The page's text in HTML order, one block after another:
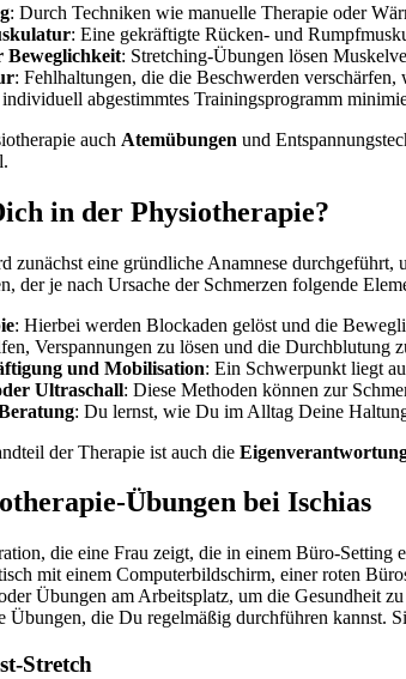
: Durch Techniken wie manuelle Therapie oder
: Eine gekräftigte Rücken- und
Beweglichkeit: Stretching-Übungen lösen
: Fehlhaltungen, die die Beschwerden
abgestimmtes Trainingsprogramm
auch Atemübungen und
in der Physiotherapie?
zunächst eine gründliche Anamnese
der je nach Ursache der Schmerzen folgende
: Hierbei werden Blockaden gelöst und die
Verspannungen zu lösen und die Durchblutung
und Mobilisation: Ein Schwerpunkt liegt
Ultraschall: Diese Methoden können zur
: Du lernst, wie Du im Alltag Deine
der Therapie ist auch die
Übungen bei Ischias
Übungen, die Du regelmäßig durchführen kannst.
Stretch